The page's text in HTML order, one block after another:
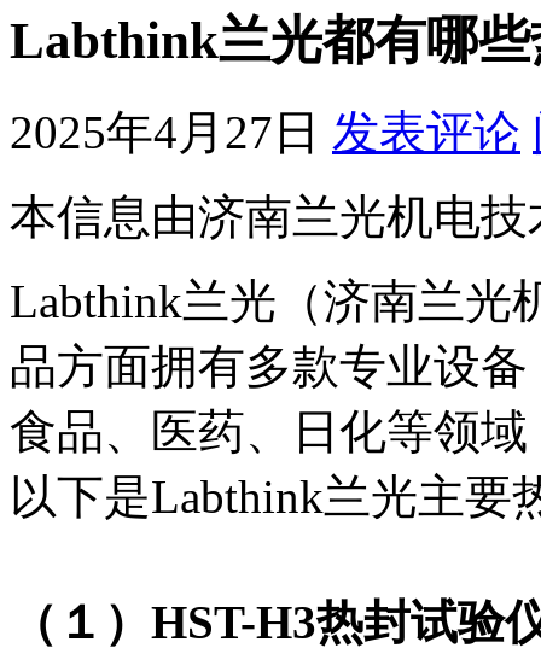
Labthink兰光都有哪
2025年4月27日 发表评论
本信息由济南兰光机电
Labthink兰光（济南兰光
品方面拥有多款专业设
食品、医药、日化等领
以下是Labthink兰光主要
（１）HST-H3热封试验